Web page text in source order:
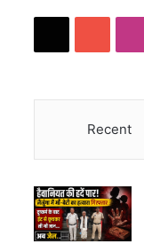
Recent